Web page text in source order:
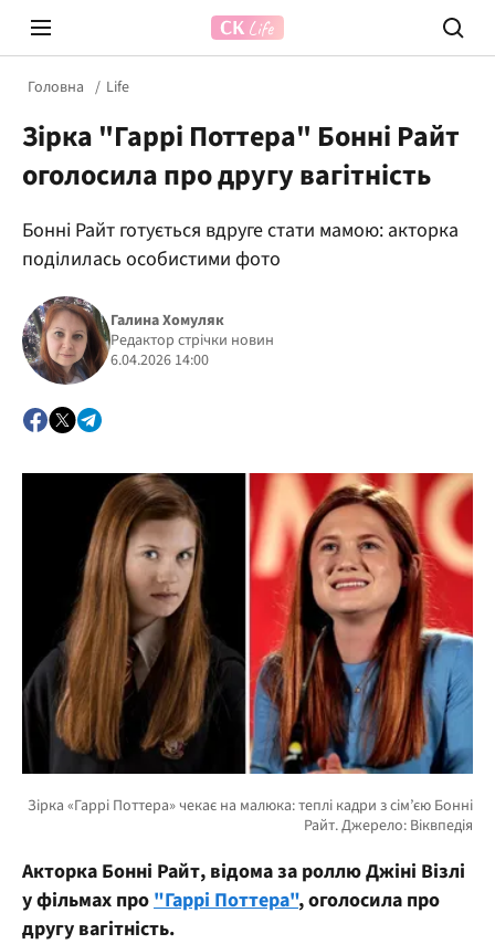
Головна Life
Зірка "Гаррі Поттера" Бонні Райт
оголосила про другу вагітність
Бонні Райт готується вдруге стати мамою: акторка
поділилась особистими фото
Галина Хомуляк
Редактор стрічки новин
6.04.2026 14:00
Акторка Бонні Райт, відома за роллю Джіні Візлі
у фільмах про "Гаррі Поттера", оголосила про
другу вагітність.